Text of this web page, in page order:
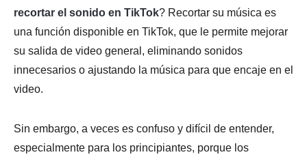
recortar el sonido en TikTok? Recortar su música es
una función disponible en TikTok, que le permite mejorar
su salida de video general, eliminando sonidos
innecesarios o ajustando la música para que encaje en el
video.
Sin embargo, a veces es confuso y difícil de entender,
especialmente para los principiantes, porque los